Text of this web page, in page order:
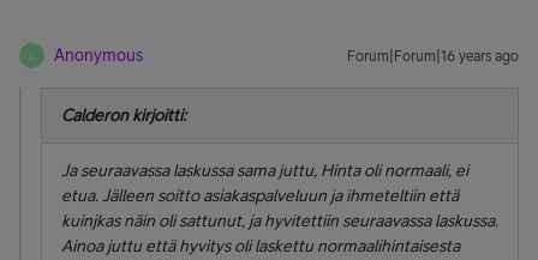
A Anonymous Forum|Forum|16 years ago
Calderon kirjoitti:
Ja seuraavassa laskussa sama juttu, Hinta oli normaali, ei
etua. Jälleen soitto asiakaspalveluun ja ihmeteltiin että
kuinjkas näin oli sattunut, ja hyvitettiin seuraavassa laskussa.
Ainoa juttu että hyvitys oli laskettu normaalihintaisesta